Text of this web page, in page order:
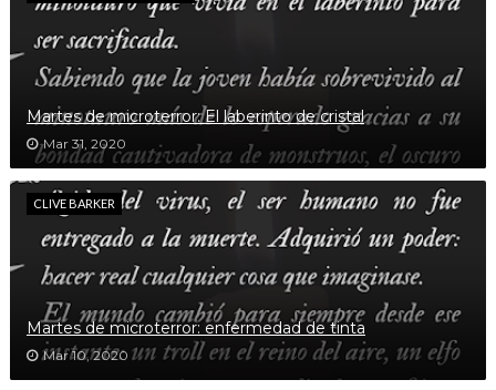
Martes de microterror: El laberinto de cristal
Mar 31, 2020
CLIVE BARKER
Martes de microterror: enfermedad de tinta
Mar 10, 2020